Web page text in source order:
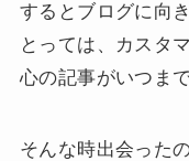
するとブログに向
とっては、カスタ
心の記事がいつま
そんな時出会った